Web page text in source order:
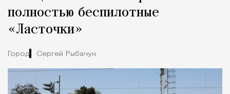
полностью беспилотные
«Ласточки»
Город Сергей Рыбачук